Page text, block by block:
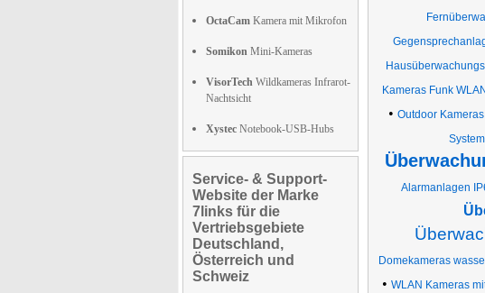
OctaCam Kamera mit Mikrofon
Somikon Mini-Kameras
VisorTech Wildkameras Infrarot-
Nachtsicht
Xystec Notebook-USB-Hubs
Service- & Support-
Website der Marke
7links für die
Vertriebsgebiete
Deutschland,
Österreich und
Schweiz
Kameras Funk
• Outdoor
Alarmanlagen
Domekameras
• WLAN Kameras